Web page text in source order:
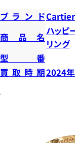
ブランドCartier
商品名
ハッピ
リング
型番
買取時期2024